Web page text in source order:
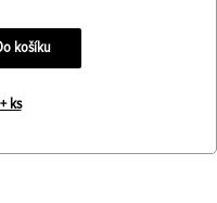
ks